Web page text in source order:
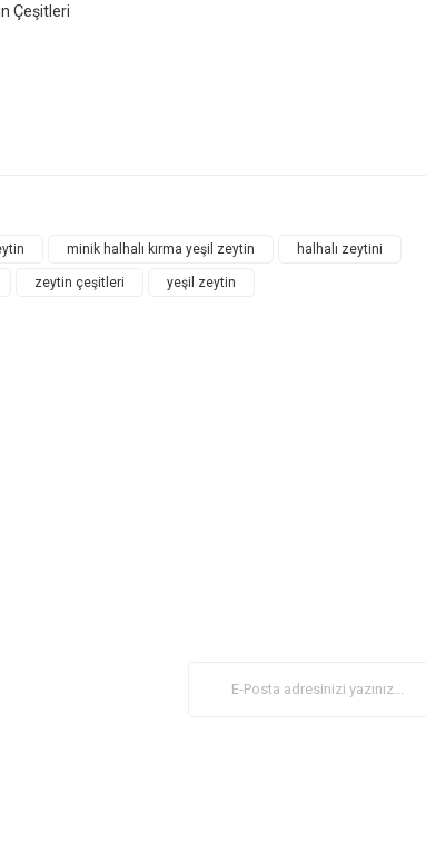
Çeşitleri
minik halhalı kırma yeşil zeytin halhalı zeytini
zeytin çeşitleri yeşil zeytin